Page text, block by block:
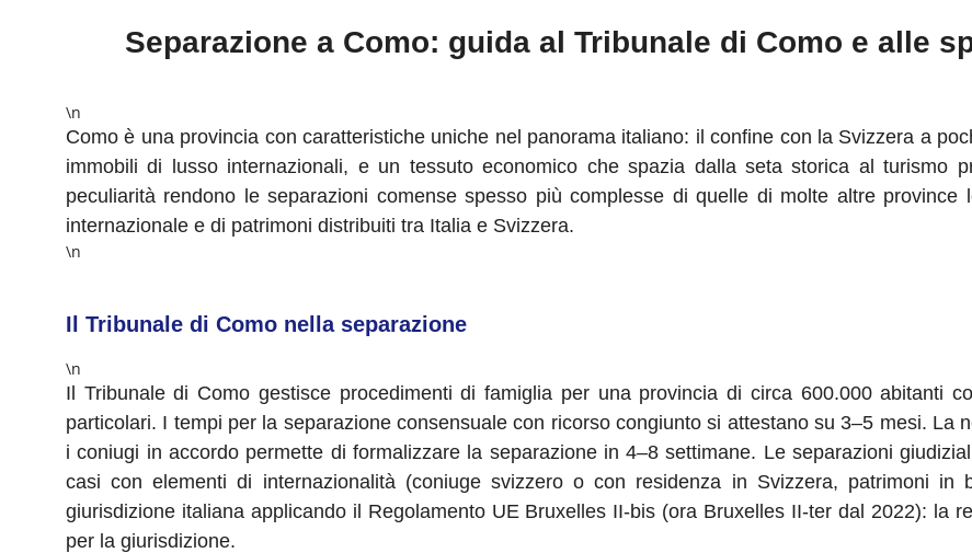
Separazione a Como: guida al Tribunale di Como e alle
\n
Como è una provincia con caratteristiche uniche nel panorama italiano: il confine con la Svizzera a
immobili di lusso internazionali, e un tessuto economico che spazia dalla seta storica al turismo
peculiarità rendono le separazioni comense spesso più complesse di quelle di molte altre province
internazionale e di patrimoni distribuiti tra Italia e Svizzera.
\n
Il Tribunale di Como nella separazione
\n
Il Tribunale di Como gestisce procedimenti di famiglia per una provincia di circa 600.000 abitanti
particolari. I tempi per la separazione consensuale con ricorso congiunto si attestano su 3–5 mesi. La
i coniugi in accordo permette di formalizzare la separazione in 4–8 settimane. Le separazioni
casi con elementi di internazionalità (coniuge svizzero o con residenza in Svizzera, patrimoni in
giurisdizione italiana applicando il Regolamento UE Bruxelles II-bis (ora Bruxelles II-ter dal 2022): la
per la giurisdizione.